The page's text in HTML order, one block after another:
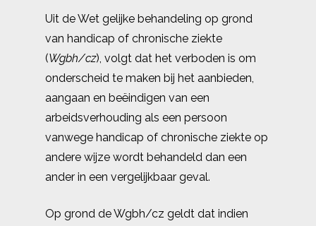
Uit de Wet gelijke behandeling op grond
van handicap of chronische ziekte
(Wgbh/cz), volgt dat het verboden is om
onderscheid te maken bij het aanbieden,
aangaan en beëindigen van een
arbeidsverhouding als een persoon
vanwege handicap of chronische ziekte op
andere wijze wordt behandeld dan een
ander in een vergelijkbaar geval.
Op grond de Wgbh/cz geldt dat indien